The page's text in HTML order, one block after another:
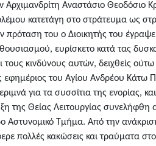
Αρχιμανδρίτη Αναστάσιο Θεοδόσιο
κατετάγη στο στράτευμα ως
πρόταση του ο Διοικητής του
ευρίσκετο κατά τας
τους κινδύνους αυτών, δειχθείς
εφημέριος του Αγίου Ανδρέου Κάτω
για τα συσσίτια της ενορίας,
της Θείας Λειτουργίας
Αστυνομικό Τμήμα. Από την
πολλές κακώσεις και τραύματα